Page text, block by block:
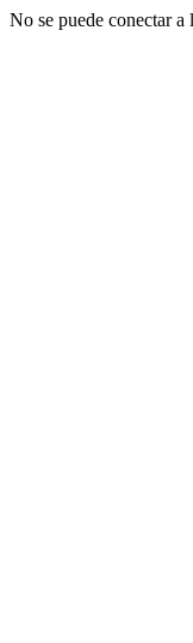
No se puede conectar a